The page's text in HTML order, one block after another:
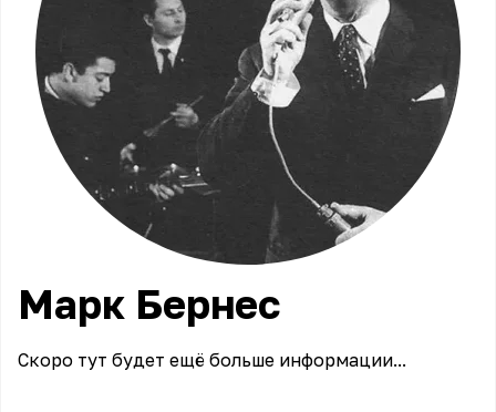
Марк Бернес
Скоро тут будет ещё больше информации...